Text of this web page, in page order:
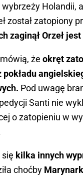
Holandii,
został zatopiony
zaginął Orzeł
że okręt
pokładu
Pod uwagę
Santi nie
o zatopieniu w
się kilka innych
choćby